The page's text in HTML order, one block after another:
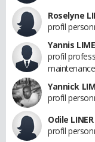
Roselyne
profil
Yannis
profil
maintenance
Yannick
profil
Odile LINER
profil